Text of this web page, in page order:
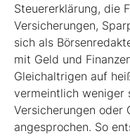
Steuererklärung, die
Versicherungen,
sich als
mit Geld und
Gleichaltrigen auf
vermeintlich weniger
Versicherungen oder
angesprochen. So